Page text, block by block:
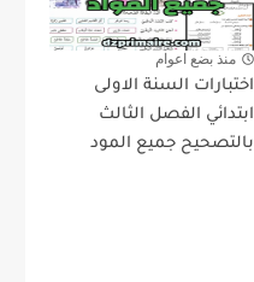
منذ بضع اعوام
اختبارات السنة الاولى
ابتدائي الفصل الثالث
بالتصحيح جميع المود